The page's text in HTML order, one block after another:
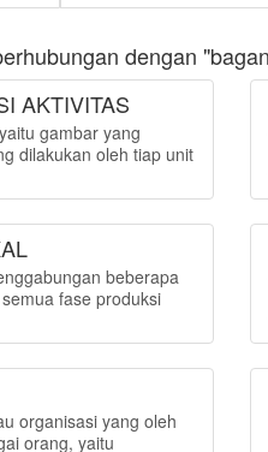
dengan
AKTIVITAS
gambar yang
dilakukan oleh tiap unit
beberapa
fase produksi
organisasi yang oleh
orang, yaitu